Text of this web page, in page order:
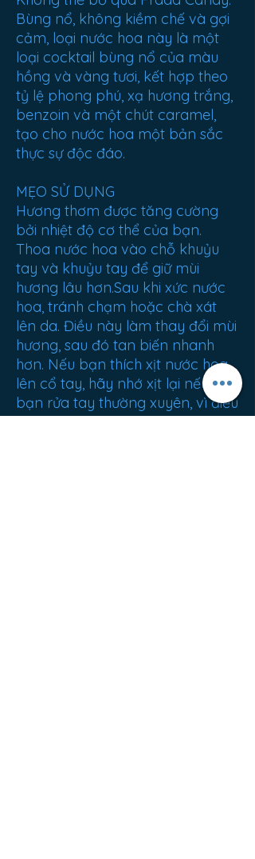
Bùng nổ, không kiềm chế và gợi
cảm, loại nước hoa này là một
loại cocktail bùng nổ của màu
hồng và vàng tươi, kết hợp theo
tỷ lệ phong phú, xạ hương trắng,
benzoin và một chút caramel,
tạo cho nước hoa một bản sắc
thực sự độc đáo.
MẸO SỬ DỤNG
Hương thơm được tăng cường
bởi nhiệt độ cơ thể của bạn.
Thoa nước hoa vào chỗ khuỷu
tay và khuỷu tay để giữ mùi
hương lâu hơn.Sau khi xức nước
hoa, tránh chạm hoặc chà xát
lên da. Điều này làm thay đổi mùi
hương, sau đó tan biến nhanh
hơn. Nếu bạn thích xịt nước hoa
lên cổ tay, hãy nhớ xịt lại nếu
bạn rửa tay thường xuyên, vì điều
này có xu hướng làm trôi mùi